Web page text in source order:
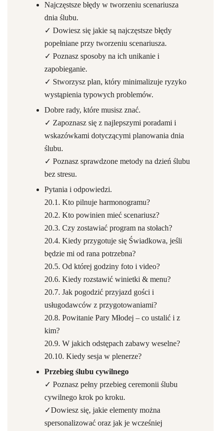
Najczęstsze błędy w tworzeniu scenariusza
dnia ślubu.
✓ Dowiesz się jakie są najczęstsze błędy
popełniane przy tworzeniu scenariusza.
✓ Poznasz sposoby na ich unikanie i
zapobieganie.
✓ Stworzysz plan, który minimalizuje ryzyko
wystąpienia typowych problemów.
Dobre rady, które musisz znać.
✓ Zapoznasz się z najlepszymi poradami i
wskazówkami dotyczącymi planowania dnia
ślubu.
✓ Poznasz sprawdzone metody na dzień ślubu
bez stresu.
Pytania i odpowiedzi.
20.1. Kto pilnuje harmonogramu?
20.2. Kto powinien mieć scenariusz?
20.3. Czy zostawiać program na stołach?
20.4. Kiedy przygotuje się Świadkowa, jeśli
będzie mi od rana potrzebna?
20.5. Od której godziny foto i video?
20.6. Kiedy rozstawić winietki & menu?
20.7. Jak pogodzić przyjazd gości i
usługodawców z przygotowaniami?
20.8. Powitanie Pary Młodej – co ustalić i z
kim?
20.9. W jakich odstępach zabawy weselne?
20.10. Kiedy sesja w plenerze?
Przebieg ślubu cywilnego
✓ Poznasz pełny przebieg ceremonii ślubu
cywilnego krok po kroku.
✓Dowiesz się, jakie elementy można
spersonalizować oraz jak je wcześniej